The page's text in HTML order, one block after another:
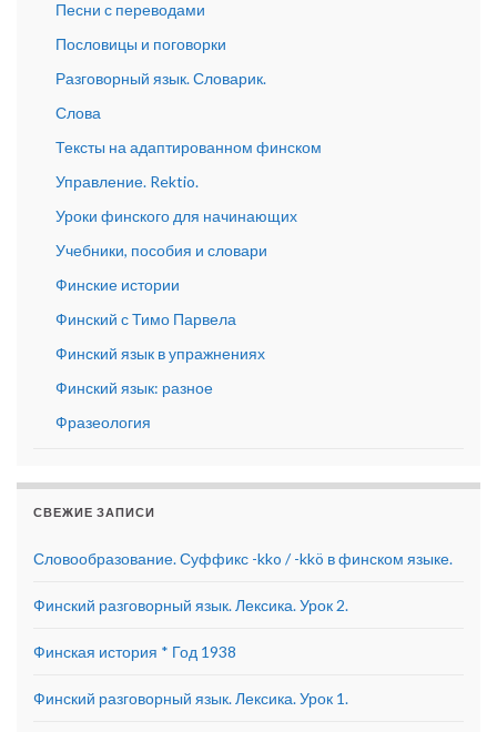
Песни с переводами
Пословицы и поговорки
Разговорный язык. Словарик.
Слова
Тексты на адаптированном финском
Управление. Rektio.
Уроки финского для начинающих
Учебники, пособия и словари
Финские истории
Финский с Тимо Парвела
Финский язык в упражнениях
Финский язык: разное
Фразеология
СВЕЖИЕ ЗАПИСИ
Словообразование. Суффикс -kko / -kkö в финском языке.
Финский разговорный язык. Лексика. Урок 2.
Финская история * Год 1938
Финский разговорный язык. Лексика. Урок 1.